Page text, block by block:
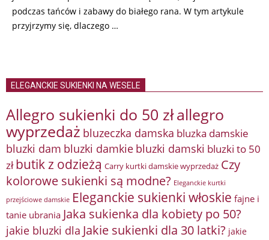
podczas tańców i zabawy do białego rana. W tym artykule
przyjrzymy się, dlaczego …
ELEGANCKIE SUKIENKI NA WESELE
Allegro sukienki do 50 złallegro
wyprzedaż bluzeczka damska bluzka damskie
bluzki dam bluzki damkie bluzki damski bluzki to 50
zł butik z odzieżą Carry kurtki damskie wyprzedaż Czy
kolorowe sukienki są modne? Eleganckie kurtki
przejściowe damskie Eleganckie sukienki włoskie fajne i
tanie ubrania Jaka sukienka dla kobiety po 50?
jakie bluzki dla Jakie sukienki dla 30 latki? jakie